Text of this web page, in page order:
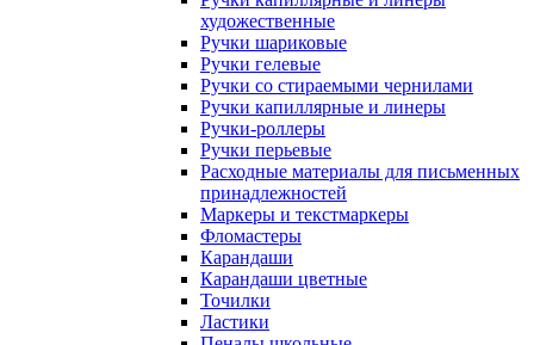
художественные
Ручки шариковые
Ручки гелевые
Ручки со стираемыми чернилами
Ручки капиллярные и линеры
Ручки-роллеры
Ручки перьевые
Расходные материалы для письменных
принадлежностей
Маркеры и текстмаркеры
Фломастеры
Карандаши
Карандаши цветные
Точилки
Ластики